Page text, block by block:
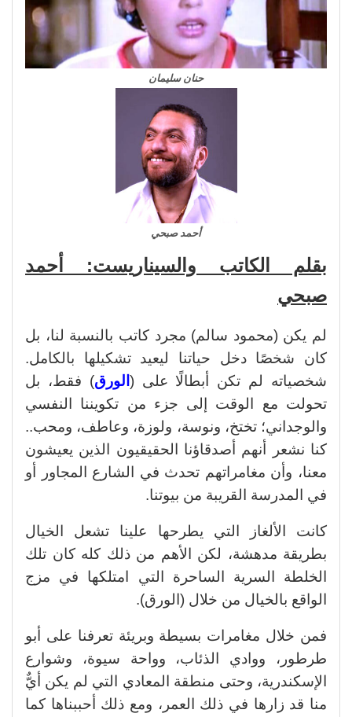
حنان سليمان
أحمد صبحي
بقلم الكاتب والسيناريست: أحمد
صبحي
لم يكن (محمود سالم) مجرد كاتب بالنسبة لنا، بل
كان شخصًا دخل حياتنا ليعيد تشكيلها بالكامل.
شخصياته لم تكن أبطالًا على ( الورق) فقط، بل
تحولت مع الوقت إلى جزء من تكويننا النفسي
والوجداني؛ تختخ، ونوسة، ولوزة، وعاطف، ومحب..
كنا نشعر أنهم أصدقاؤنا الحقيقيون الذين يعيشون
معنا، وأن مغامراتهم تحدث في الشارع المجاور أو
في المدرسة القريبة من بيوتنا.
كانت الألغاز التي يطرحها علينا تشعل الخيال
بطريقة مدهشة، لكن الأهم من ذلك كله كان تلك
الخلطة السرية الساحرة التي امتلكها في مزج
الواقع بالخيال من خلال (الورق).
فمن خلال مغامرات بسيطة وبريئة تعرفنا على أبو
طرطور، ووادي الذئاب، وواحة سيوة، وشوارع
الإسكندرية، وحتى منطقة المعادي التي لم يكن أيٌّ
منا قد زارها في ذلك العمر، ومع ذلك أحببناها كما